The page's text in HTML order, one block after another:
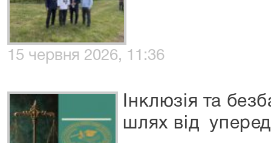
15 червня 2026, 11:36
Інклюзія та
шлях від